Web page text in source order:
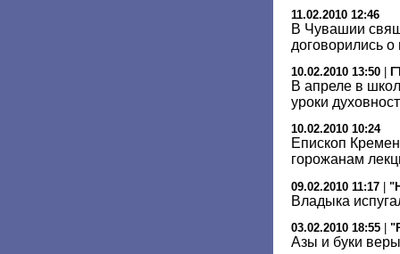
11.02.2010 12:46
В Чувашии
договорились
10.02.2010 13:50
В апреле в
уроки
10.02.2010 10:24
Епископ
горожанам
09.02.2010 11:17 |
Владыка
03.02.2010 18:55
Азы и буки веры